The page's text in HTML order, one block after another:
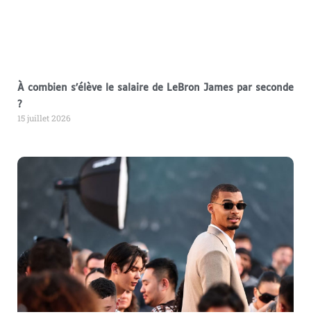
À combien s’élève le salaire de LeBron James par seconde
?
15 juillet 2026